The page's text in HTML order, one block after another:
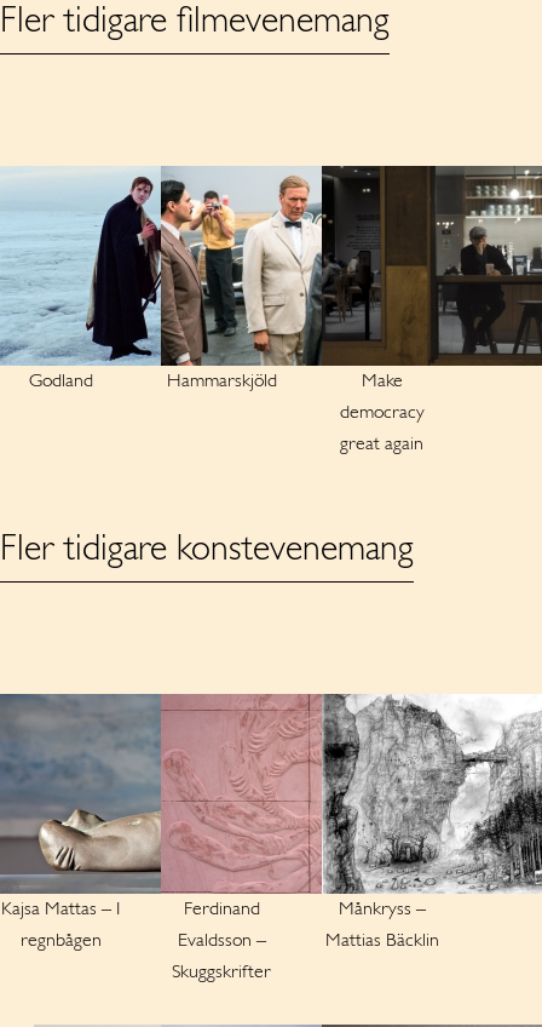
Fler tidigare filmevenemang
Godland Hammarskjöld
Make
democracy
great again
Fler tidigare konstevenemang
Kajsa Mattas – I
regnbågen
Ferdinand
Evaldsson –
Skuggskrifter
Månkryss –
Mattias Bäcklin